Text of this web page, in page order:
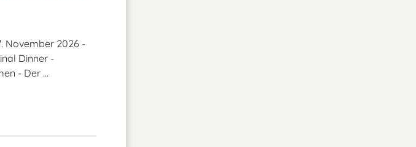
November 2026 -
Dinner -
- Der ...